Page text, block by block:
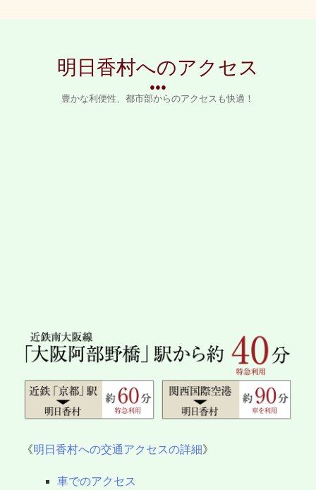
明日香村へのアクセス
●●●
豊かな利便性、都市部からのアクセスも快適！
《明日香村への交通アクセスの詳細》
車でのアクセス